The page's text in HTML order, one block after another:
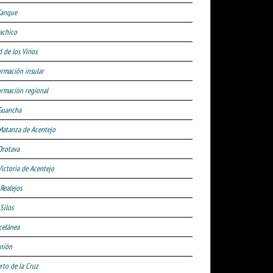
de los Vinos
insular
regional
de Acentejo
de Acentejo
de la Cruz